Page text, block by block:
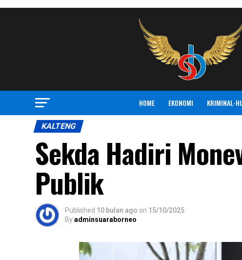
HOME EKONOMI KRIMINAL-
KALTENG
Sekda Hadiri
Publik
Published 10 bulan ago on 15/10/2025
Byadminsuaraborneo